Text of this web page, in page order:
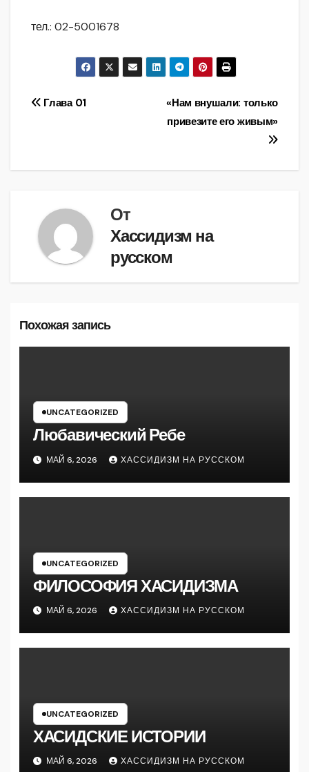
тел.: 02-5001678
Навигация
записям
«Нам внушали: только
привезите его живым»
Глава 01
От
Хассидизм на
русском
Похожая запись
UNCATEGORIZED
Любавический Ребе
МАЙ 6, 2026 ХАССИДИЗМ НА РУССКОМ
UNCATEGORIZED
ФИЛОСОФИЯ ХАСИДИЗМА
МАЙ 6, 2026 ХАССИДИЗМ НА РУССКОМ
UNCATEGORIZED
ХАСИДСКИЕ ИСТОРИИ
МАЙ 6, 2026 ХАССИДИЗМ НА РУССКОМ